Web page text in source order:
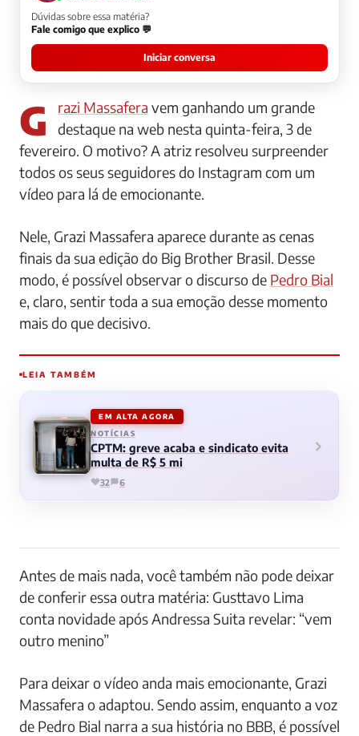
Dúvidas sobre essa matéria?
Fale comigo que explico 💬
Iniciar conversa
Grazi Massafera vem ganhando um grande
destaque na web nesta quinta-feira, 3 de
fevereiro. O motivo? A atriz resolveu surpreender
todos os seus seguidores do Instagram com um
vídeo para lá de emocionante.
Nele, Grazi Massafera aparece durante as cenas
finais da sua edição do Big Brother Brasil. Desse
modo, é possível observar o discurso de Pedro Bial
e, claro, sentir toda a sua emoção desse momento
mais do que decisivo.
LEIA TAMBÉM
EM ALTA AGORA
NOTÍCIAS
CPTM: greve acaba e sindicato evita
multa de R$ 5 mi
32 6
Antes de mais nada, você também não pode deixar
de conferir essa outra matéria: Gusttavo Lima
conta novidade após Andressa Suita revelar: “vem
outro menino”
Para deixar o vídeo anda mais emocionante, Grazi
Massafera o adaptou. Sendo assim, enquanto a voz
de Pedro Bial narra a sua história no BBB, é possível